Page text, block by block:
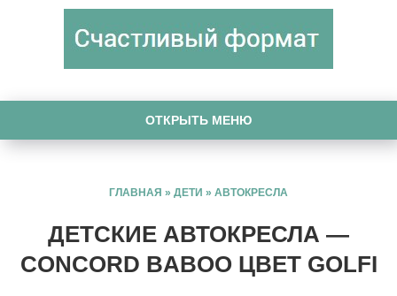
ОТКРЫТЬ МЕНЮ
ГЛАВНАЯ » ДЕТИ » АВТОКРЕСЛА
ДЕТСКИЕ АВТОКРЕСЛА —
CONCORD BABOO ЦВЕТ GOLFI